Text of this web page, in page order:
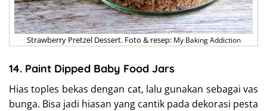
Strawberry Pretzel Dessert. Foto & resep: My Baking Addiction
14. Paint Dipped Baby Food Jars
Hias toples bekas dengan cat, lalu gunakan sebagai vas
bunga. Bisa jadi hiasan yang cantik pada dekorasi pesta